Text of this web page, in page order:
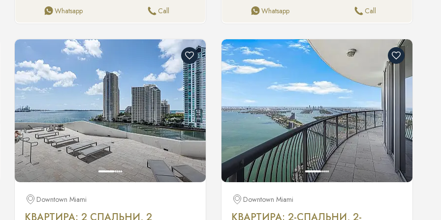
охране и доступом к премиальным удобствам для
современного образа жизни. Идеальное расположение
в сердце города окружит вас лучшими ресторанами,
Близость к основным транспортным артериям
обеспечивает непревзойденное удобство и связность.
Факты и особенности Интерьер Спальни и ванные: 2
спальни, 2 ванные Отопление: Центральное
Охлаждение: Центральное кондиционирование
Бытовая техника: Посудомоечная машина, сушилка,
микроволновка, холодильник, стиральная машина
Особенности: Встроенные шкафы, лифт, кладовая
Покрытие пола: Плитка Двери: Ударопрочные Окна:
Ударопрочные стекла Недвижимость Парковка: 2 и
более места Вид: На канал, реку Водные виды: Канал,
река Прибрежная зона: Река Конструкция Тип: Кондо
Год постройки: 2010 Материалы: Блочно-бетонная
конструкция Комьюнити и ТСЖ Безопасность:
Огороженный комплекс, охрана, охраняемое лобби,
Terrazas Riverpark Village Удобства: Барбекю, вело/
беговые дорожки, бизнес-центр, фитнес-центр,
Whatsapp Call
кондиционирование Бытовая техника: Посудомоечная
Высокие потолки Покрытие пола: Бетон Общая
площадь: 1,073 кв. фута Недвижимость Парковка: 2
места, ограниченное количество Внешние особенности:
Балкон Бассейн: Общий Спа: Общий Вид: На горизонт
города Конструкция Тип: Кондо Год постройки: 2004
Материалы: Блочно-бетонная конструкция Комьюнити и
ТСЖ Безопасность: Система пожаротушения, контроль
доступа, охраняемое лобби Район: Neo Condo
Удобства: Велосипедная парковка, бизнес-центр,
клубная комната, тренажерный зал, кладовая, бассейн,
сауна, спа, теннисный корт Взносы ТСЖ: $730 в месяц
Доп. сборы: $100 заявка, $500 за питомца
Whatsapp Call
Downtown Miami Downtown Miami